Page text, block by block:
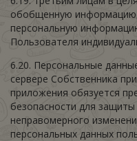
обобщенную
персональную
Пользователя
6.20. Персональные
сервере Собственника
приложения обязуется
безопасности для
неправомерного
персональных данных